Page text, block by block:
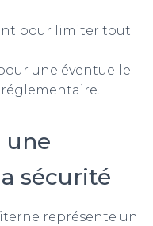
pour limiter tout
une éventuelle
une
sécurité
représente un